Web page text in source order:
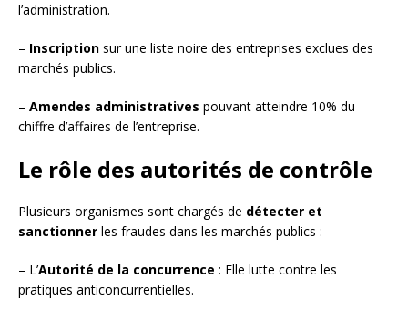
l’administration.
– Inscription sur une liste noire des entreprises exclues des
marchés publics.
– Amendes administratives pouvant atteindre 10% du
chiffre d’affaires de l’entreprise.
Le rôle des autorités de contrôle
Plusieurs organismes sont chargés de détecter et
sanctionner les fraudes dans les marchés publics :
– L’Autorité de la concurrence : Elle lutte contre les
pratiques anticoncurrentielles.